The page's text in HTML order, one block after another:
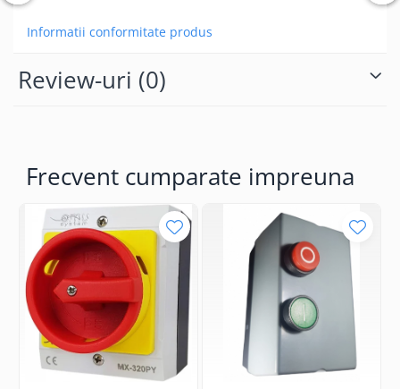
Informatii conformitate produs
Review-uri (0)
Frecvent cumparate impreuna